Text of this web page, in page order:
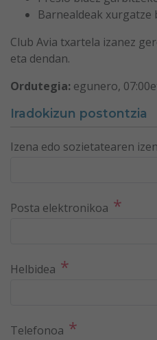
Barnealdeak xurgatze
Club Avia txartela izanez
eta dendan.
Ordutegia: egunero,
Iradokizun postontzia
Izena edo sozietatearen
Posta elektronikoa *
Helbidea *
Telefonoa *